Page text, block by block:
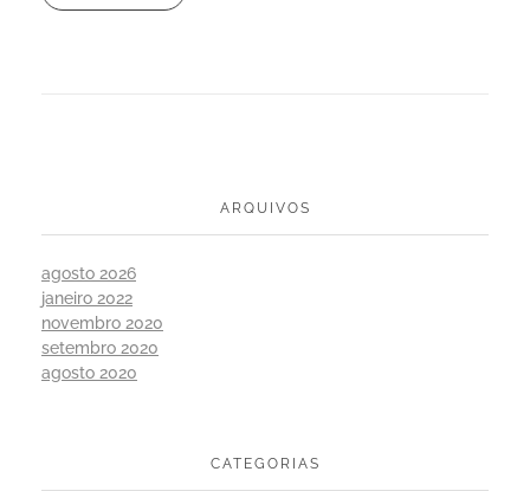
ARQUIVOS
agosto 2026
janeiro 2022
novembro 2020
setembro 2020
agosto 2020
CATEGORIAS